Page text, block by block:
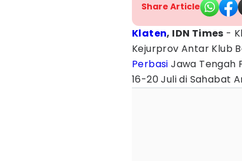
Share Article
Klaten, IDN Times -
Kejurprov Antar Klub
Perbasi Jawa Tengah
16-20 Juli di Sahabat